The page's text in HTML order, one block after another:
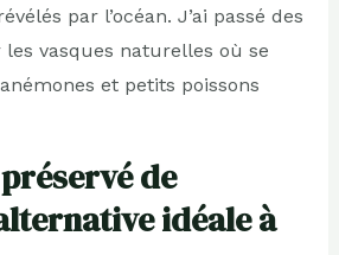
par l’océan. J’ai passé des
les vasques naturelles où se
et petits poissons
de
idéale à